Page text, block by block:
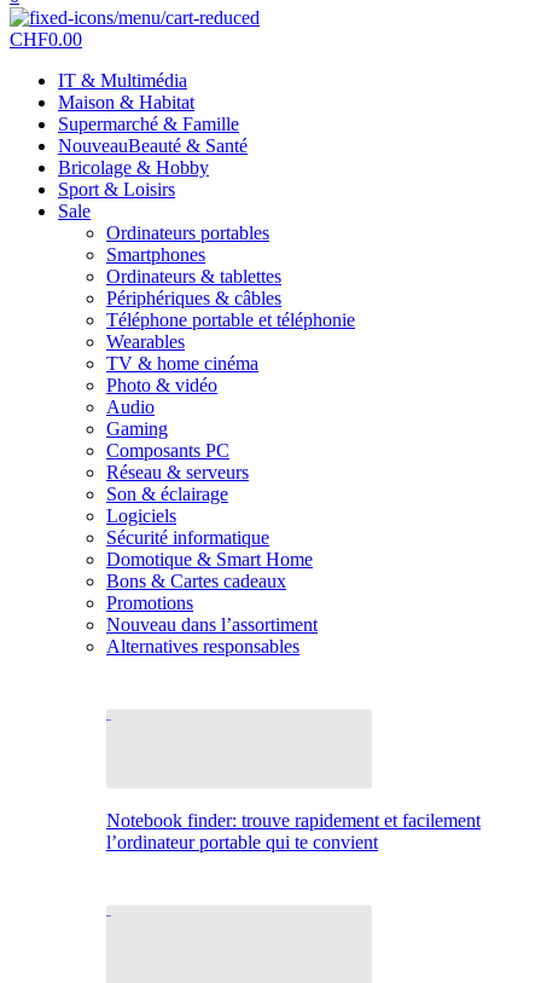
CHF0.00
IT & Multimédia
Maison & Habitat
Supermarché & Famille
NouveauBeauté & Santé
Bricolage & Hobby
Sport & Loisirs
Sale
Ordinateurs portables
Smartphones
Ordinateurs & tablettes
Périphériques & câbles
Téléphone portable et téléphonie
Wearables
TV & home cinéma
Photo & vidéo
Audio
Gaming
Composants PC
Réseau & serveurs
Son & éclairage
Logiciels
Sécurité informatique
Domotique & Smart Home
Bons & Cartes cadeaux
Promotions
Nouveau dans l’assortiment
Alternatives responsables
Notebook finder: trouve rapidement et facilement
l’ordinateur portable qui te convient